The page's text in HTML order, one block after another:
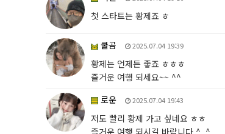
첫 스타트는 황제죠 ㅎ
쿨곰 2025.07.04 19:39
황제는 언제든 좋죠 ㅎㅎㅎ
즐거운 여행 되세요~~ ^^
로운
2025.07.04 19:43
저도 빨리 황제 가고 싶네요 ㅎㅎ
즐거운 여행 되시길 바랍니다 ^_^